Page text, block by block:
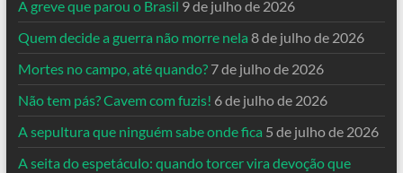
A greve que parou o Brasil 9 de julho de 2026
Quem decide a guerra não morre nela 8 de julho de 2026
Mortes no campo, até quando? 7 de julho de 2026
Não tem pás? Cavem com fuzis! 6 de julho de 2026
A sepultura que ninguém sabe onde fica 5 de julho de 2026
A seita do espetáculo: quando torcer vira devoção que